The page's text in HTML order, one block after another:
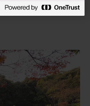
dưới dạng các bức